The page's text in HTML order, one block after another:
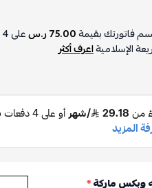
فاتورتك بقيمة75.00 ر.س على4
الإسلاميةاعرف أكثر
وبكس ماركة*